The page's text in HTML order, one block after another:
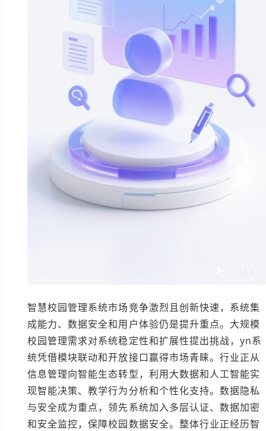
智慧校园管理系统市场竞争激烈且创新快速，系统集
成能力、数据安全和用户体验仍是提升重点。大规模
校园管理需求对系统稳定性和扩展性提出挑战，yn系
统凭借模块联动和开放接口赢得市场青睐。行业正从
信息管理向智能生态转型，利用大数据和人工智能实
现智能决策、教学行为分析和个性化支持。数据隐私
与安全成为重点，领先系统加入多层认证、数据加密
和安全监控，保障校园数据安全。整体行业正经历智